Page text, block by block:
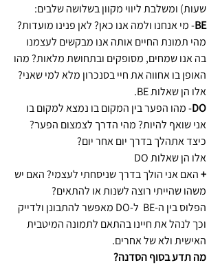
שעות) ומשלבת ליווי מקוון בשלושה שלבים:
BE- מי אנחנו ולמה אנו כאן? לאן פנינו מועדות?
מהי תמונת החיים אותה אנו מבקשים לעצמנו
בה אנו שמחים, מסופקים ובתחושת מלאות? מהו
האופן בו אחווה את חיי בסנכרון מלא למי שאני?
אלו הן שאלות BE.
DO- מהו הפער בין המקום בו נמצא למקום בו
אני שואף להיות? מהי הדרך לצמצום הפער?
כיצד אתהלך בדרך יום אחר יום?
אלו הן שאלות DO
+האם אני הולך בדרך שניסחתי לעצמי? האם יש
משהו שהייתי רוצה לשנות או להתאים?
הפלוס בין ה-BE ל-DO מאפשר להתבונן ולדייק
וכך לנהל את חיינו בהתאם לתמונה המיטבית
האישית ולא של אחרים.
מה תדע בסוף הסדנה?